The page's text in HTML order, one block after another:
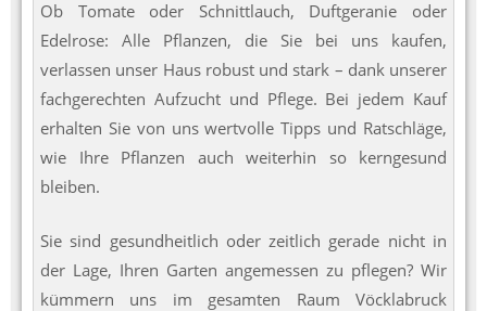
Ob Tomate oder Schnittlauch, Duftgeranie oder
Edelrose: Alle Pflanzen, die Sie bei uns kaufen,
verlassen unser Haus robust und stark – dank unserer
fachgerechten Aufzucht und Pflege. Bei jedem Kauf
erhalten Sie von uns wertvolle Tipps und Ratschläge,
wie Ihre Pflanzen auch weiterhin so kerngesund
bleiben.
Sie sind gesundheitlich oder zeitlich gerade nicht in
der Lage, Ihren Garten angemessen zu pflegen? Wir
kümmern uns im gesamten Raum Vöcklabruck